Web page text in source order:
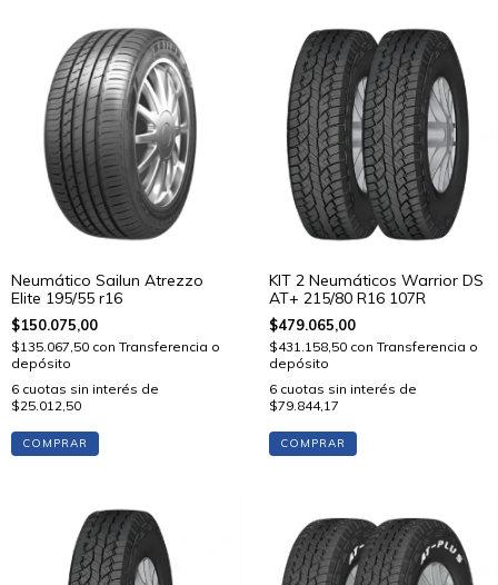
Neumático Sailun Atrezzo
Elite 195/55 r16
$150.075,00
$135.067,50 con Transferencia o
depósito
6 cuotas sin interés de
$25.012,50
COMPRAR
KIT 2 Neumáticos Warrior DS
AT+ 215/80 R16 107R
$479.065,00
$431.158,50 con Transferencia o
depósito
6 cuotas sin interés de
$79.844,17
COMPRAR